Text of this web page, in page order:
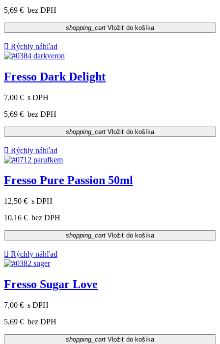
5,69 € bez DPH
shopping_cart Vložiť do košíka
 Rýchly náhľad
Fresso Dark Delight
7,00 € s DPH
5,69 € bez DPH
shopping_cart Vložiť do košíka
 Rýchly náhľad
Fresso Pure Passion 50ml
12,50 € s DPH
10,16 € bez DPH
shopping_cart Vložiť do košíka
 Rýchly náhľad
Fresso Sugar Love
7,00 € s DPH
5,69 € bez DPH
shopping_cart Vložiť do košíka